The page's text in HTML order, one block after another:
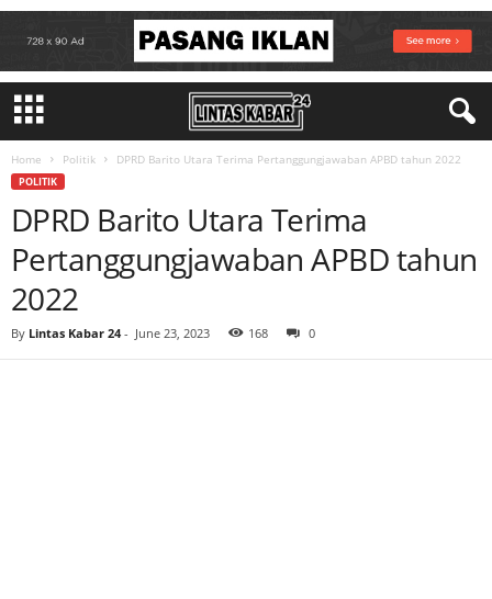
Home Politik DPRD Barito Utara Terima Pertanggungjawaban APBD tahun 2022
POLITIK
DPRD Barito Utara Terima
Pertanggungjawaban APBD tahun
2022
By Lintas Kabar 24- June 23, 2023 168 0